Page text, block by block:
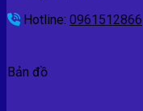
Hotline: 0961512866
Bản đồ